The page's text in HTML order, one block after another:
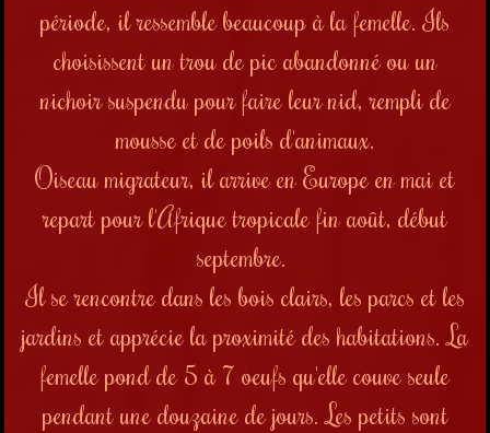
période, il ressemble beaucoup à la femelle. Ils
choisissent un trou de pic abandonné ou un
nichoir suspendu pour faire leur nid, rempli de
mousse et de poils d'animaux.
Oiseau migrateur, il arrive en Europe en mai et
repart pour l'Afrique tropicale fin août, début
septembre.
Il se rencontre dans les bois clairs, les parcs et les
jardins et apprécie la proximité des habitations. La
femelle pond de 5 à 7 oeufs qu'elle couve seule
pendant une douzaine de jours. Les petits sont